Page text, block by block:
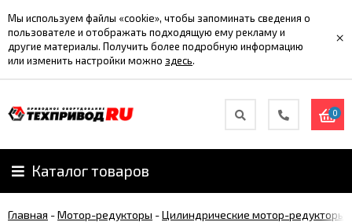
Мы используем файлы «cookie», чтобы запоминать сведения о
пользователе и отображать подходящую ему рекламу и
другие материалы. Получить более подробную информацию
или изменить настройки можно здесь.
×
0
Каталог товаров
Главная -Мотор-редукторы -Цилиндрические мотор-редукторы